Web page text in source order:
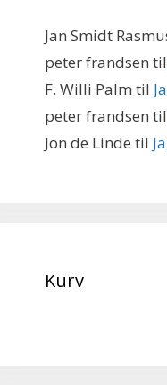
Jan Smidt
peter frandsen til
F. Willi Palm til
peter frandsen til
Jon de Linde til
Kurv